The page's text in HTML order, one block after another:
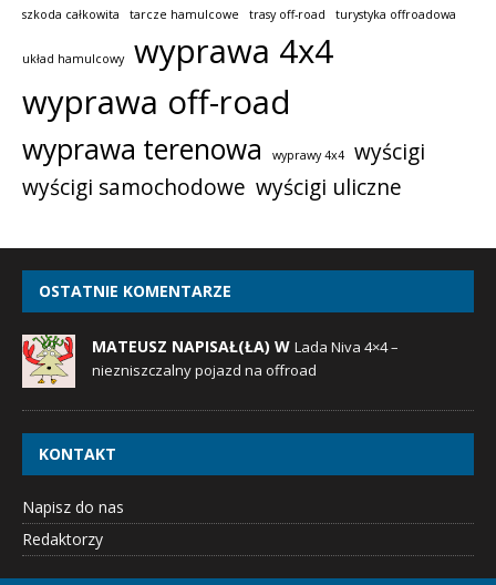
szkoda całkowita
tarcze hamulcowe trasy off-road turystyka offroadowa
układ hamulcowy
wyprawa 4x4
wyprawa off-road
wyprawa terenowa wyprawy 4x4
wyścigi
wyścigi samochodowe wyścigi uliczne
OSTATNIE KOMENTARZE
MATEUSZ NAPISAŁ(ŁA) W Lada Niva 4×4 –
niezniszczalny pojazd na offroad
KONTAKT
Napisz do nas
Redaktorzy